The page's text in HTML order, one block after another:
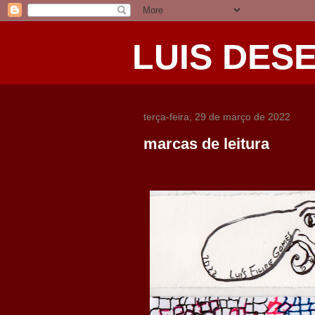
LUIS
terça-feira, 29 de março de 2022
marcas de leitura